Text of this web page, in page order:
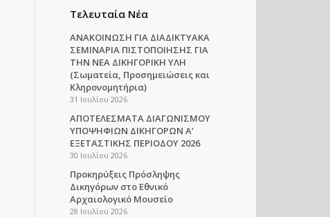
Τελευταία Νέα
ΑΝΑΚΟΙΝΩΣΗ ΓΙΑ ΔΙΑΔΙΚΤΥΑΚΑ
ΣΕΜΙΝΑΡΙΑ ΠΙΣΤΟΠΟΙΗΣΗΣ ΓΙΑ
ΤΗΝ ΝΕΑ ΔΙΚΗΓΟΡΙΚΗ ΥΛΗ
(Σωματεία, Προσημειώσεις και
Κληρονομητήρια)
31 Ιουλίου 2026
ΑΠΟΤΕΛΕΣΜΑΤΑ ΔΙΑΓΩΝΙΣΜΟΥ
ΥΠΟΨΗΦΙΩΝ ΔΙΚΗΓΟΡΩΝ Α’
ΕΞΕΤΑΣΤΙΚΗΣ ΠΕΡΙΟΔΟΥ 2026
30 Ιουλίου 2026
Προκηρύξεις Πρόσληψης
Δικηγόρων στο Εθνικό
Αρχαιολογικό Μουσείο
28 Ιουλίου 2026